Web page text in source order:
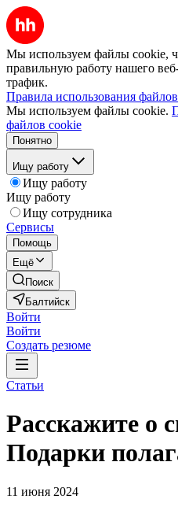
Мы используем файлы cookie,
правильную работу нашего
трафик.
Правила использования
Мы используем файлы cookie.
файлов cookie
Понятно
Ищу работу
Ищу работу
Ищу работу
Ищу сотрудника
Сервисы
Помощь
Ещё
Поиск
Балтийск
Войти
Войти
Создать резюме
Статьи
Расскажите о
Подарки
11 июня 2024